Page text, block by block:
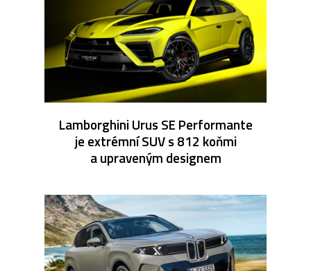
Lamborghini Urus SE Performante
je extrémní SUV s 812 koňmi
a upraveným designem